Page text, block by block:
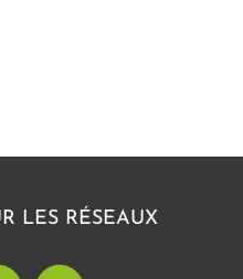
LES RÉSEAUX